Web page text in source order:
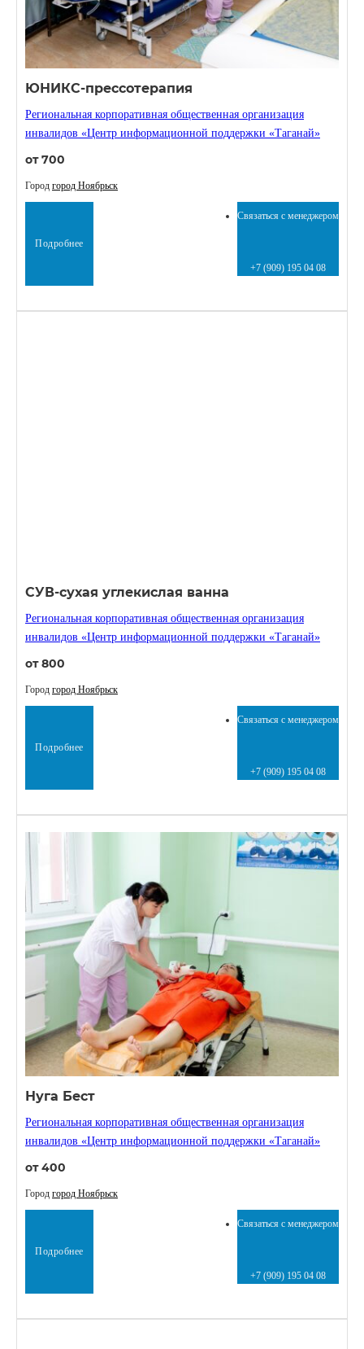
ЮНИКС-прессотерапия
Региональная корпоративная общественная организация
инвалидов «Центр информационной поддержки «Таганай»
от 700
Город город Ноябрьск
Подробнее
Связаться с менеджером
+7 (909) 195 04 08
СУВ-сухая углекислая ванна
Региональная корпоративная общественная организация
инвалидов «Центр информационной поддержки «Таганай»
от 800
Город город Ноябрьск
Подробнее
Связаться с менеджером
+7 (909) 195 04 08
Нуга Бест
Региональная корпоративная общественная организация
инвалидов «Центр информационной поддержки «Таганай»
от 400
Город город Ноябрьск
Подробнее
Связаться с менеджером
+7 (909) 195 04 08